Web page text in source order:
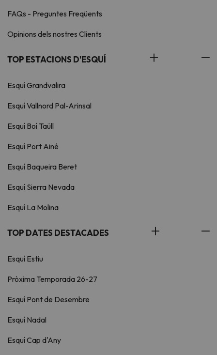
FAQs - Preguntes Freqüents
Opinions dels nostres Clients
TOP ESTACIONS D'ESQUÍ
Esquí Grandvalira
Esquí Vallnord Pal-Arinsal
Esquí Boí Taüll
Esquí Port Ainé
Esquí Baqueira Beret
Esquí Sierra Nevada
Esquí La Molina
TOP DATES DESTACADES
Esquí Estiu
Pròxima Temporada 26-27
Esquí Pont de Desembre
Esquí Nadal
Esquí Cap d'Any